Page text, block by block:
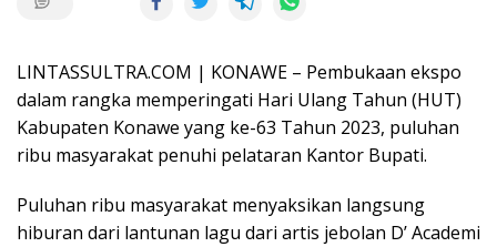
LINTASSULTRA.COM | KONAWE – Pembukaan ekspo
dalam rangka memperingati Hari Ulang Tahun (HUT)
Kabupaten Konawe yang ke-63 Tahun 2023, puluhan
ribu masyarakat penuhi pelataran Kantor Bupati.
Puluhan ribu masyarakat menyaksikan langsung
hiburan dari lantunan lagu dari artis jebolan D’ Academi